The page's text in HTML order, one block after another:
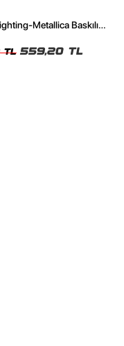
Metallica Baskılı
TL 559,20 TL